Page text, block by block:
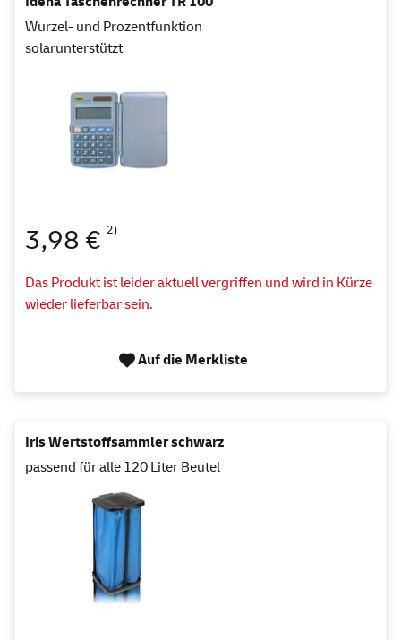
Wurzel- und Prozentfunktion
solarunterstützt
3,98 € 2)
Das Produkt ist leider aktuell vergriffen und wird in Kürze
wieder lieferbar sein.
Auf die Merkliste
Iris Wertstoffsammler schwarz
passend für alle 120 Liter Beutel